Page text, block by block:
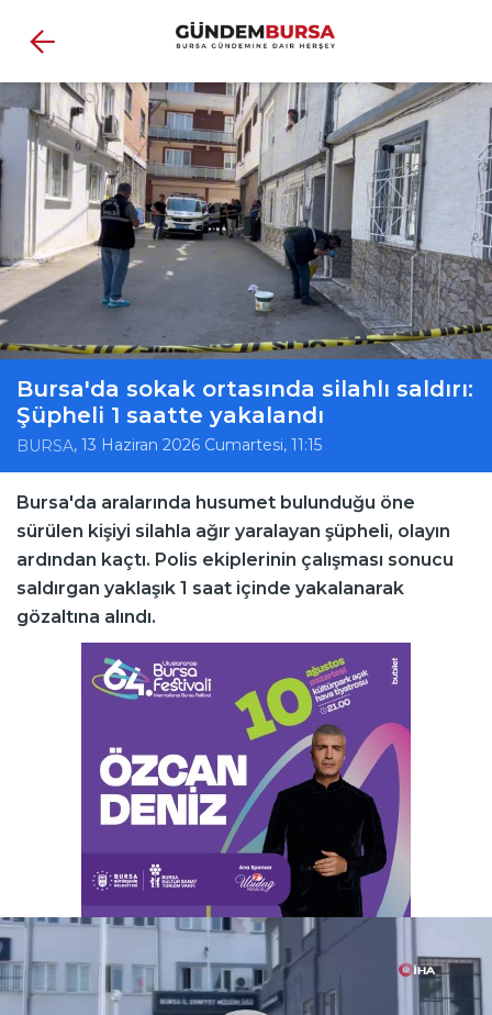
Bursa'da sokak ortasında silahlı saldırı:
Şüpheli 1 saatte yakalandı
BURSA, 13 Haziran 2026 Cumartesi, 11:15
Bursa'da aralarında husumet bulunduğu öne
sürülen kişiyi silahla ağır yaralayan şüpheli, olayın
ardından kaçtı. Polis ekiplerinin çalışması sonucu
saldırgan yaklaşık 1 saat içinde yakalanarak
gözaltına alındı.